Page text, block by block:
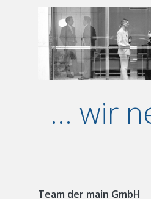
... wir
Team der main GmbH